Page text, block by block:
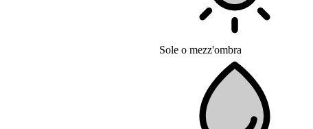
Sole o mezz'ombra